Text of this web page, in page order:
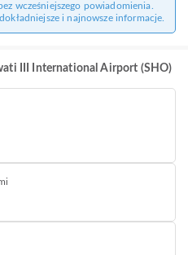
wcześniejszego powiadomienia.
i najnowsze informacje.
III International Airport (SHO)